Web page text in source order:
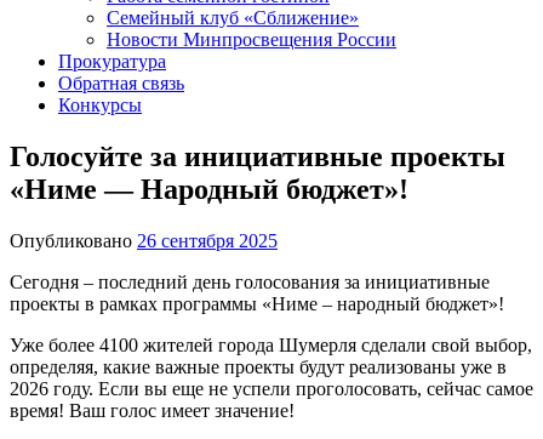
Семейный клуб «Сближение»
Новости Минпросвещения России
Прокуратура
Обратная связь
Конкурсы
Голосуйте за инициативные проекты
«Ниме — Народный бюджет»!
Опубликовано 26 сентября 2025
Сегодня – последний день голосования за инициативные
проекты в рамках программы «Ниме – народный бюджет»!
Уже более 4100 жителей города Шумерля сделали свой выбор,
определяя, какие важные проекты будут реализованы уже в
2026 году. Если вы еще не успели проголосовать, сейчас самое
время! Ваш голос имеет значение!